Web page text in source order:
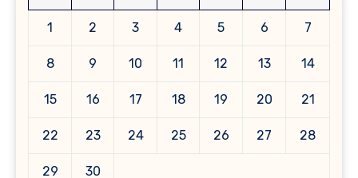
1 2 3 4 5 6 7
8 9 10 11 12 13 14
15 16 17 18 19 20 21
22 23 24 25 26 27 28
29 30